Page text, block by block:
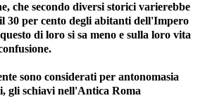
che secondo diversi storici varierebbe
30 per cento degli abitanti dell'Impero
di loro si sa meno e sulla loro vita
sono considerati per antonomasia
gli schiavi nell'Antica Roma